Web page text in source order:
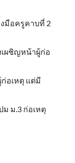
มือครูคาบที่ 2
เผชิญหน้าผู้ก่อ
อเหตุ แต่มี
ม.3 ก่อเหตุ